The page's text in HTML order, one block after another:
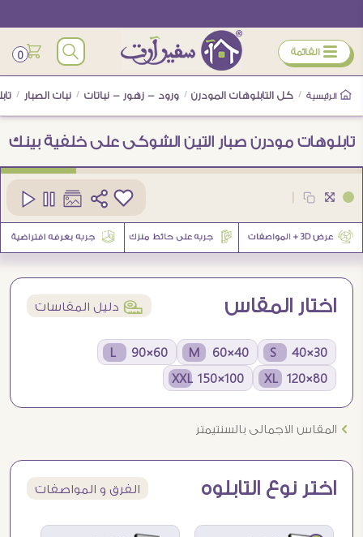
ÿ القائمة 0
الرئيسية / كل التابلوهات المودرن / ورود - زهور - نباتات / نبات الصبار /
تابلوهات مودرن صبار التين الشوكى على خلفية بينك
كود SA91356
اختار المقاس í دليل المقاسات
30×40 S
40×60 M
60×90 L
80×120 XL
100×150 XXL
Ö المقاس الاجمالى بالسنتيمتر
اختر نوع التابلوه الفرق و المواصفات